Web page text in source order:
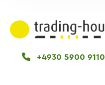
+4930 5900 9110